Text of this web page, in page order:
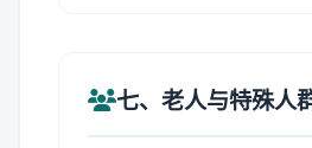
七、老人与特殊人